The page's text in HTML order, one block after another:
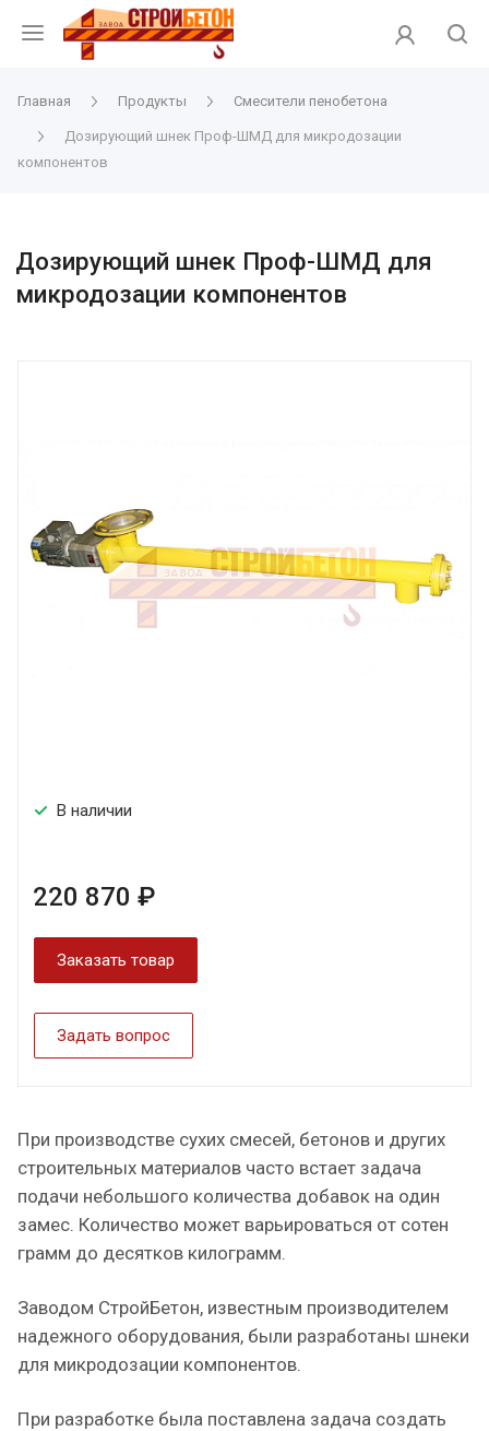
Главная Продукты Смесители пенобетона
Дозирующий шнек Проф-ШМД для микродозации
компонентов
Дозирующий шнек Проф-ШМД для
микродозации компонентов
В наличии
220 870 ₽
Заказать товар
Задать вопрос
При производстве сухих смесей, бетонов и других
строительных материалов часто встает задача
подачи небольшого количества добавок на один
замес. Количество может варьироваться от сотен
грамм до десятков килограмм.
Заводом СтройБетон, известным производителем
надежного оборудования, были разработаны шнеки
для микродозации компонентов.
При разработке была поставлена задача создать